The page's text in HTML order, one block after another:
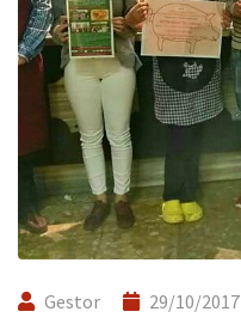
Gestor 29/10/2017